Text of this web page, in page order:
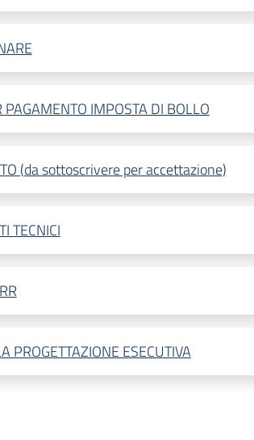
IMPOSTA DI BOLLO
(da sottoscrivere per accettazione)
TECNICI
PROGETTAZIONE ESECUTIVA